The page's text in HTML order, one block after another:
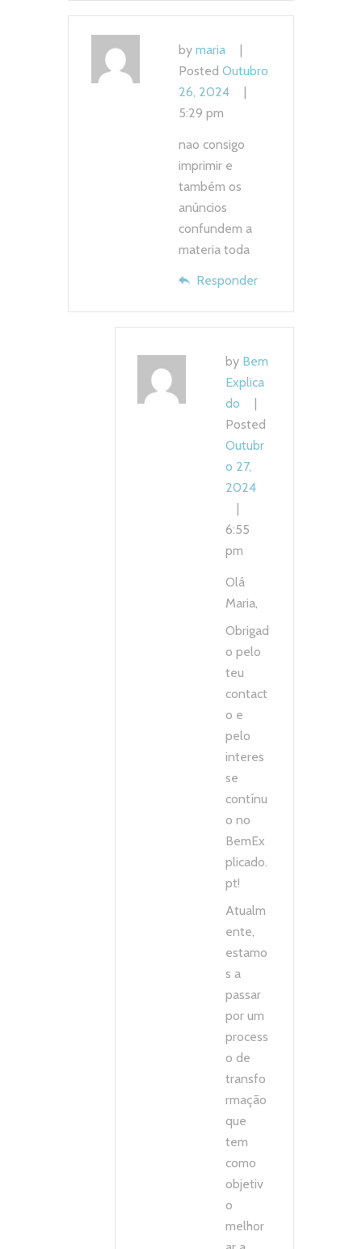
by maria
Posted Outubro
26, 2024
5:29 pm
nao consigo
imprimir e
também os
anúncios
confundem a
materia toda
Responder
by Bem
Explica
do
Posted
Outubr
o 27,
2024
6:55
pm
Olá
Maria,
Obrigad
o pelo
teu
contact
o e
pelo
interes
se
contínu
o no
BemEx
plicado.
pt!
Atualm
ente,
estamo
s a
passar
por um
process
o de
transfo
rmação
que
tem
como
objetiv
o
melhor